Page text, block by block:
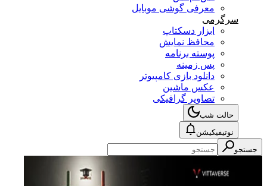
معرفی گوشی موبایل
سرگرمی
ابزار دسکتاپ
محافظ نمایش
پوسته برنامه
پس زمینه
دانلود بازی کامپیوتر
عکس ماشین
تصاویر گرافیکی
حالت شب
نوتیفیکیشن
جستجو